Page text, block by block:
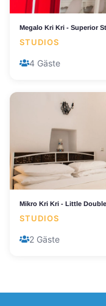
Megalo Kri Kri - Superior
STUDIOS
4 Gäste
Mikro Kri Kri - Little
STUDIOS
2 Gäste